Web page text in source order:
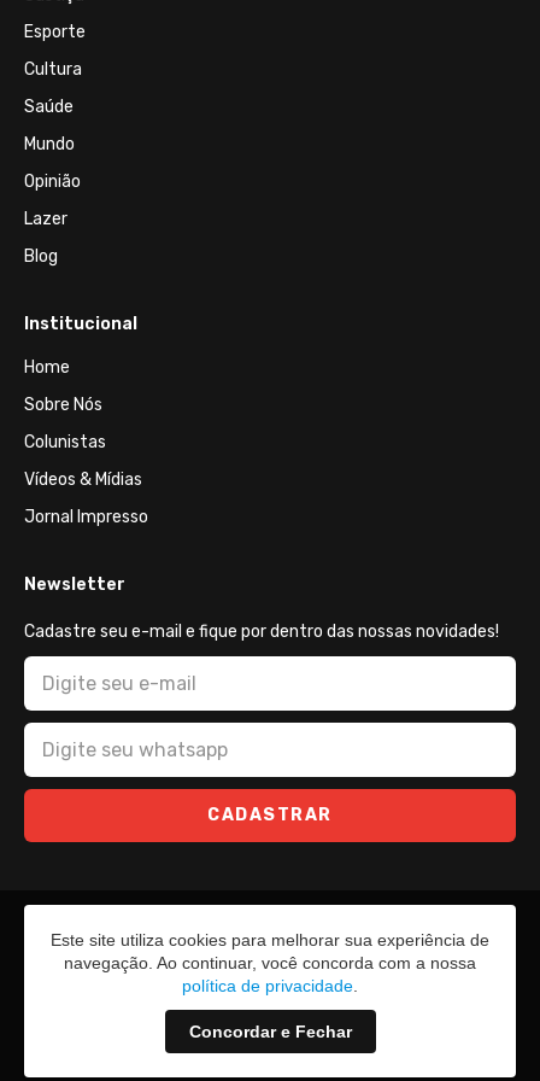
Esporte
Cultura
Saúde
Mundo
Opinião
Lazer
Blog
Institucional
Home
Sobre Nós
Colunistas
Vídeos & Mídias
Jornal Impresso
Newsletter
Cadastre seu e-mail e fique por dentro das nossas novidades!
CADASTRAR
Este site utiliza cookies para melhorar sua experiência de
navegação. Ao continuar, você concorda com a nossa
política de privacidade
Concordar e Fechar